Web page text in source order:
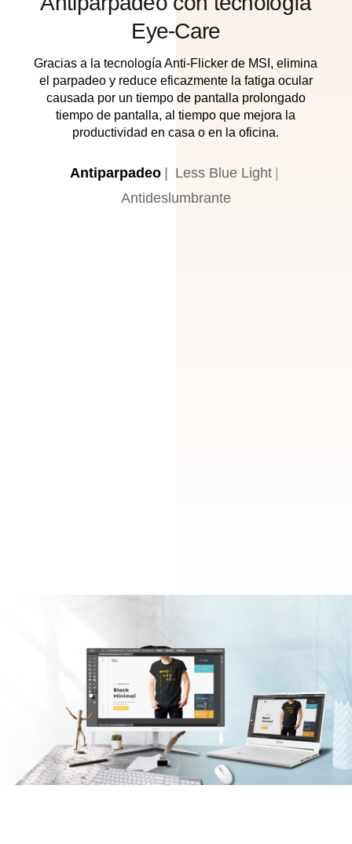
Eye-Care
Gracias a la tecnología Anti-Flicker de MSI, elimina
el parpadeo y reduce eficazmente la fatiga ocular
causada por un tiempo de pantalla prolongado
tiempo de pantalla, al tiempo que mejora la
productividad en casa o en la oficina.
Antiparpadeo
Less Blue Light
Antideslumbrante